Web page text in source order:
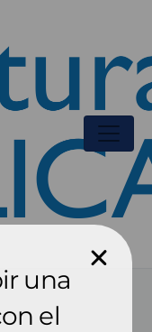
una
el